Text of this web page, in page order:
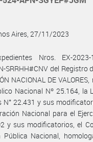
Aires, 27/11/2023
Nros. EX-2023-
SRRHH#CNV del Registro
NACIONAL DE
Nacional Nº 25.164,
N° 22.431 y sus
Nacional para el
y sus modificatorios, el
Pública Nacional,